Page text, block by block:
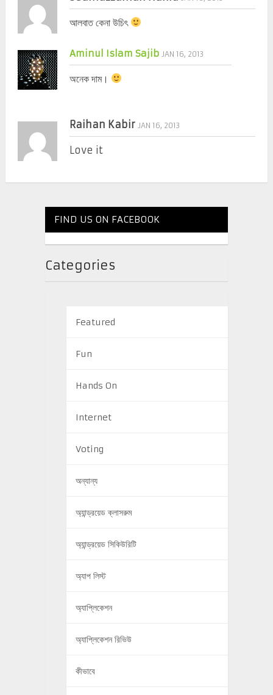
আলবাত কেনা উচিৎ
Aminul Islam Sajib JAN 16, 2013
অনেক দাম।
Raihan Kabir JAN 16, 2013
Love it
FIND US ON FACEBOOK
Categories
Featured
Fun
Hands On
Internet
Voting
অন্যান্য
অ্যান্ড্রয়েড ক্লাসরুম
অ্যান্ড্রয়েড সিকিউরিটি
অ্যাপ লিস্ট
অ্যাপ্লিকেশন
অ্যাপ্লিকেশন রিভিউ
কীভাবে